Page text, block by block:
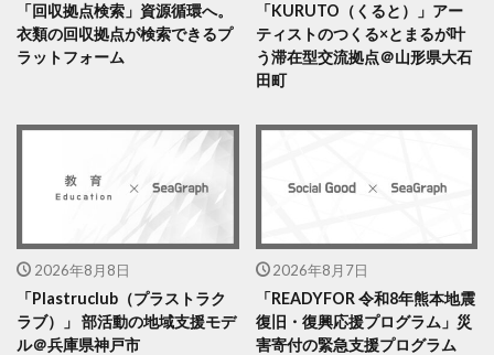
「回収拠点検索」資源循環へ。
衣類の回収拠点が検索できるプ
ラットフォーム
「KURUTO（くると）」アー
ティストのつくる×とまるが叶
う滞在型交流拠点＠山形県大石
田町
2026年8月8日
「Plastruclub（プラストラク
ラブ）」 部活動の地域支援モデ
ル＠兵庫県神戸市
2026年8月7日
「READYFOR 令和8年熊本地震
復旧・復興応援プログラム」災
害寄付の緊急支援プログラム